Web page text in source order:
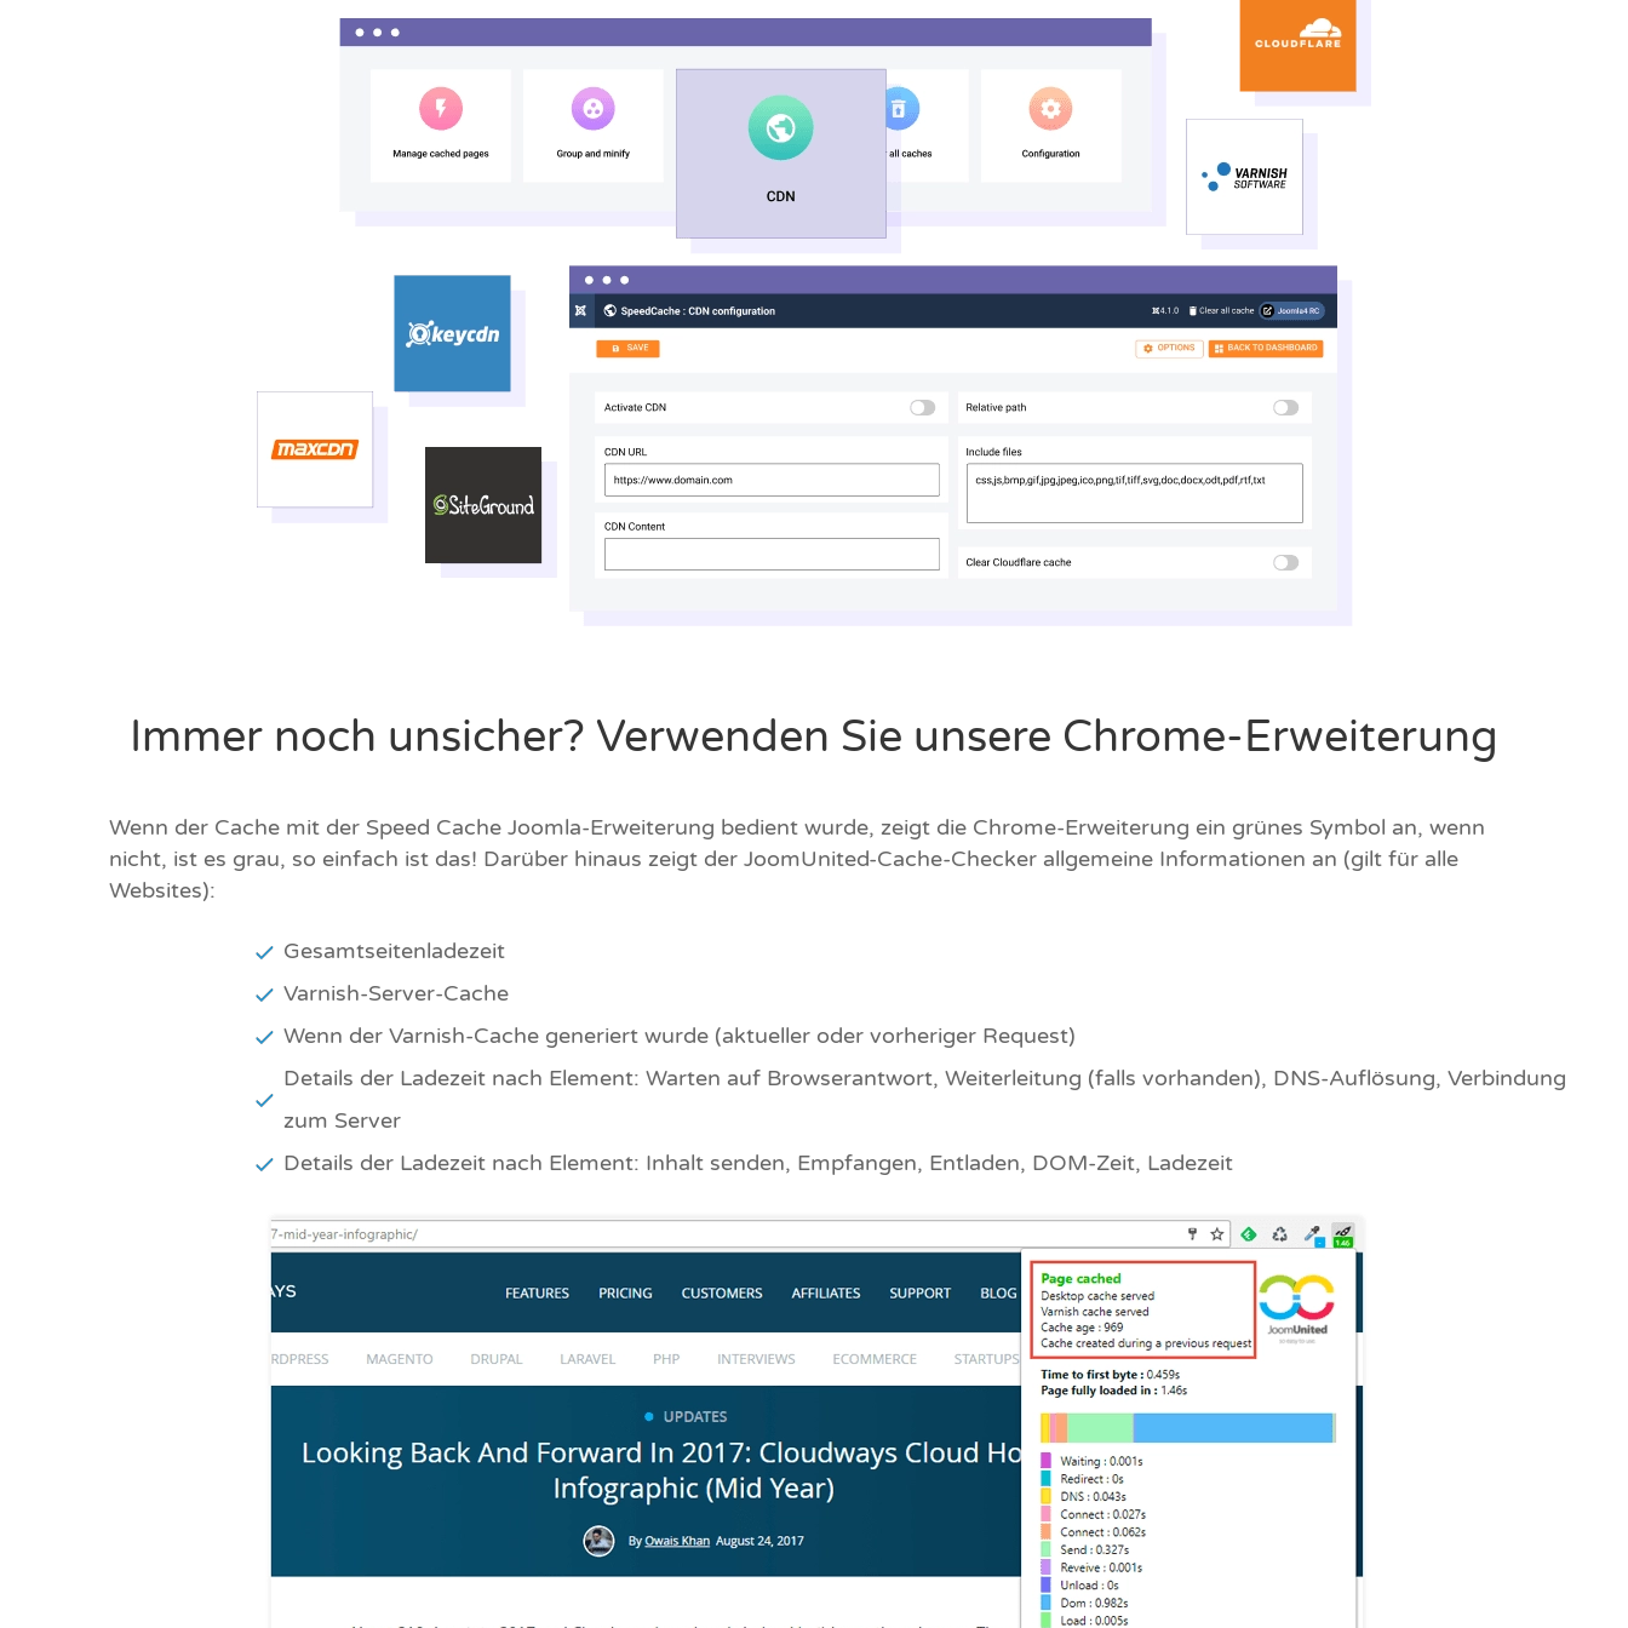
Immer noch unsicher? Verwenden Sie unsere Chrome-Erweiterung
Wenn der Cache mit der Speed Cache Joomla-Erweiterung bedient wurde, zeigt die Chrome-Erweiterung ein grünes Symbol an, wenn
nicht, ist es grau, so einfach ist das! Darüber hinaus zeigt der JoomUnited-Cache-Checker allgemeine Informationen an (gilt für alle
Websites):
Gesamtseitenladezeit
Varnish-Server-Cache
Wenn der Varnish-Cache generiert wurde (aktueller oder vorheriger Request)
Details der Ladezeit nach Element: Warten auf Browserantwort, Weiterleitung (falls vorhanden), DNS-Auflösung, Verbindung
zum Server
Details der Ladezeit nach Element: Inhalt senden, Empfangen, Entladen, DOM-Zeit, Ladezeit